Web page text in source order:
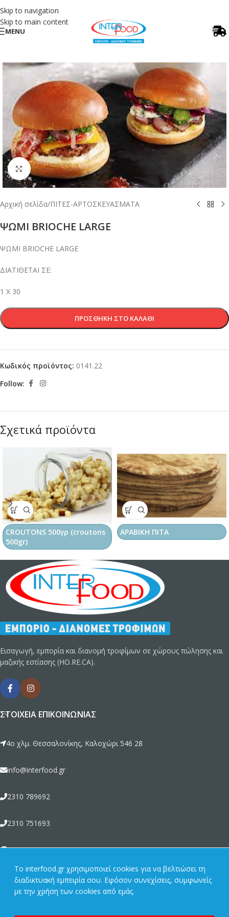
Skip to navigation
Skip to main content
MENU
Κλικ για μεγέθυνση
Αρχική σελίδα/ΠΙΤΕΣ-ΑΡΤΟΣΚΕΥΑΣΜΑΤΑ
ΨΩΜΙ BRIOCHE LARGE
ΨΩΜΙ BRIOCHE LARGE
ΔΙΑΤΙΘΕΤΑΙ ΣΕ:
1 Χ 30
ΠΡΟΣΘΉΚΗ ΣΤΟ ΚΑΛΆΘΙ
Κωδικός προϊόντος: 0141.22
Follow:
Σχετικά προϊόντα
CROUTONS 500γρ (croutons
500gr)
ΑΡΑΒΙΚΗ ΠΙΤΑ
Εισαγωγή, εμπορία και διανομή τροφίμων σε χώρους πώλησης και
μαζικής εστίασης (HO.RE.CA).
ΣΤΟΙΧΕΊΑ ΕΠΙΚΟΙΝΩΝΊΑΣ
4ο χλμ. Θεσσαλονίκης, Καλοχώρι 546 28
info@interfood.gr
2310 789692
2310 751693
2310 789464
ΣΧΕΤΙΚΆ ΜΕ ΕΜΆΣ
To interfood.gr χρησιμοποιεί cookies για να βελτιώσει τη
διαδικτυακή εμπειρία σου. Εφόσον συνεχίσεις, συμφωνείς
με την χρήση των cookies από εμάς.